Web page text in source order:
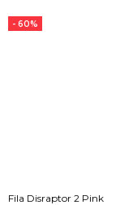
- 60%
Fila Disraptor 2 Pink